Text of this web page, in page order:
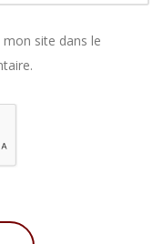
site dans le